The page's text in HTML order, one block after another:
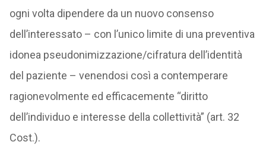
ogni volta dipendere da un nuovo consenso
dell’interessato – con l’unico limite di una preventiva
idonea pseudonimizzazione/cifratura dell’identità
del paziente – venendosi così a contemperare
ragionevolmente ed efficacemente “diritto
dell’individuo e interesse della collettività” (art. 32
Cost.).